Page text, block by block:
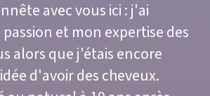
avec vous ici : j'ai
et mon expertise des
alors que j'étais encore
d'avoir des cheveux.